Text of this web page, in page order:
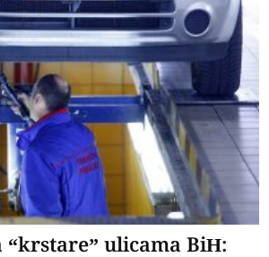
ulicama BiH: